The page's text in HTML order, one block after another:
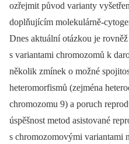
ozřejmit původ varianty
doplňujícím molekulárně-
Dnes aktuální otázkou je
s variantami chromozomů k
několik zmínek o možné
heteromorfismů (zejména
chromozomu 9) a poruch
úspěšnost metod asistované
s chromozomovými variantami